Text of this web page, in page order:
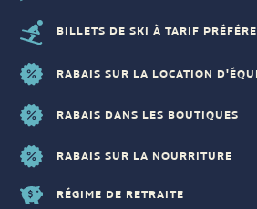
BILLETS DE SKI À TARIF
RABAIS SUR LA LOCATION
RABAIS DANS LES BOUTIQUES
RABAIS SUR LA NOURRITURE
RÉGIME DE RETRAITE